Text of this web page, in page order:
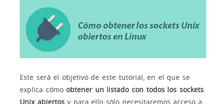
Este será el objetivo de este tutorial, en el que se
explica cómoobtener un listado con todos los sockets
Unix abiertosy para ello sólo necesitaremos acceso a